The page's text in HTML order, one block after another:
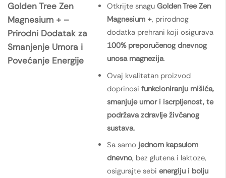
Golden Tree Zen
Magnesium + –
Prirodni Dodatak za
Smanjenje Umora i
Povećanje Energije
Otkrijte snaguGolden Tree Zen
Magnesium +, prirodnog
dodatka prehrani koji osigurava
100% preporučenog dnevnog
unosa magnezija.
Ovaj kvalitetan proizvod
doprinosifunkcioniranju mišića,
smanjuje umor i iscrpljenost, te
podržava zdravlje živčanog
sustava.
Sa samo jednom kapsulom
dnevno, bez glutena i laktoze,
osigurajte sebienergiju i bolju